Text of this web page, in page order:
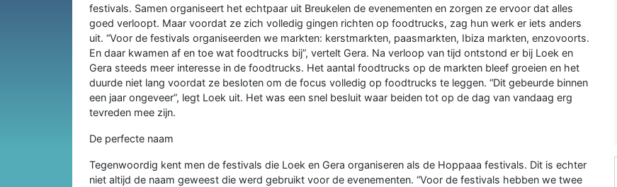
festivals. Samen organiseert het echtpaar uit Breukelen de evenementen en zorgen ze ervoor dat alles
goed verloopt. Maar voordat ze zich volledig gingen richten op foodtrucks, zag hun werk er iets anders
uit. “Voor de festivals organiseerden we markten: kerstmarkten, paasmarkten, Ibiza markten, enzovoorts.
En daar kwamen af en toe wat foodtrucks bij”, vertelt Gera. Na verloop van tijd ontstond er bij Loek en
Gera steeds meer interesse in de foodtrucks. Het aantal foodtrucks op de markten bleef groeien en het
duurde niet lang voordat ze besloten om de focus volledig op foodtrucks te leggen. “Dit gebeurde binnen
een jaar ongeveer”, legt Loek uit. Het was een snel besluit waar beiden tot op de dag van vandaag erg
tevreden mee zijn.
De perfecte naam
Tegenwoordig kent men de festivals die Loek en Gera organiseren als de Hoppaaa festivals. Dit is echter
niet altijd de naam geweest die werd gebruikt voor de evenementen. “Voor de festivals hebben we twee